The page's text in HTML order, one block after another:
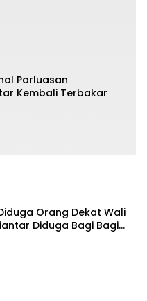
Parluasan
Kembali Terbakar
Diduga Orang Dekat Wali
Diduga Bagi Bagi